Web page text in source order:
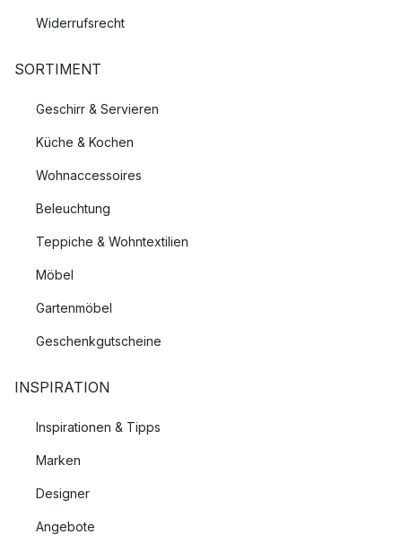
Widerrufsrecht
SORTIMENT
Geschirr & Servieren
Küche & Kochen
Wohnaccessoires
Beleuchtung
Teppiche & Wohntextilien
Möbel
Gartenmöbel
Geschenkgutscheine
INSPIRATION
Inspirationen & Tipps
Marken
Designer
Angebote